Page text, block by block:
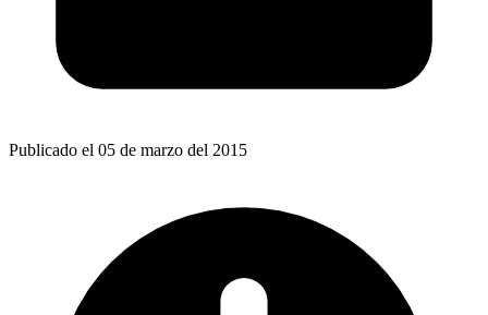
Publicado el 05 de marzo del 2015